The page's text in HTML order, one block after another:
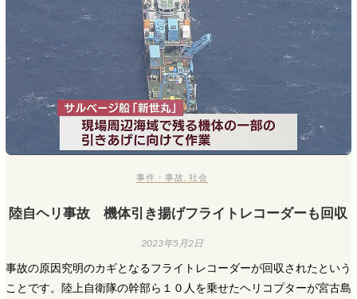
事件・事故 ,社会
陸自ヘリ事故 機体引き揚げフライトレコーダーも回収
2023年5月2日
事故の原因究明のカギとなるフライトレコーダーが回収されたという
ことです。陸上自衛隊の幹部ら１０人を乗せたヘリコプターが宮古島